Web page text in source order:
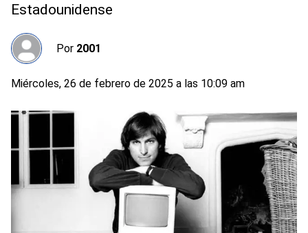
Estadounidense
Por 2001
Miércoles, 26 de febrero de 2025 a las 10:09 am